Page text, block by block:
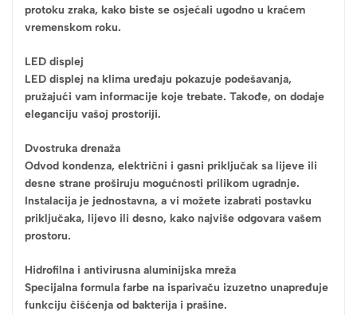
protoku zraka, kako biste se osjećali ugodno u kraćem
vremenskom roku.
LED displej
LED displej na klima uređaju pokazuje podešavanja,
pružajući vam informacije koje trebate. Takođe, on dodaje
eleganciju vašoj prostoriji.
Dvostruka drenaža
Odvod kondenza, električni i gasni priključak sa lijeve ili
desne strane proširuju mogućnosti prilikom ugradnje.
Instalacija je jednostavna, a vi možete izabrati postavku
priključaka, lijevo ili desno, kako najviše odgovara vašem
prostoru.
Hidrofilna i antivirusna aluminijska mreža
Specijalna formula farbe na isparivaču izuzetno unapređuje
funkciju čišćenja od bakterija i prašine.